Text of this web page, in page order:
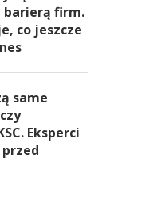
barierą firm.
co jeszcze
same
Eksperci